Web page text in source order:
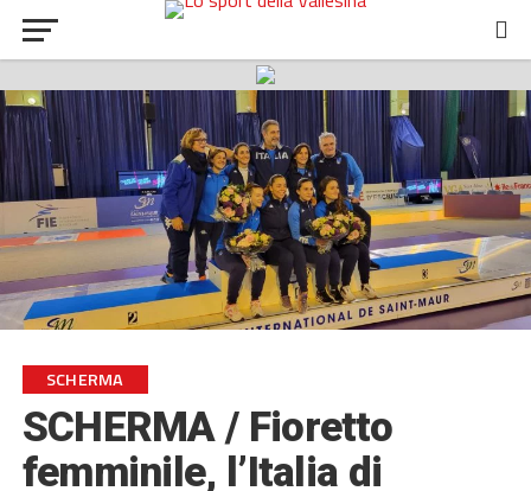
SCHERMA
SCHERMA / Fioretto
femminile, l’Italia di